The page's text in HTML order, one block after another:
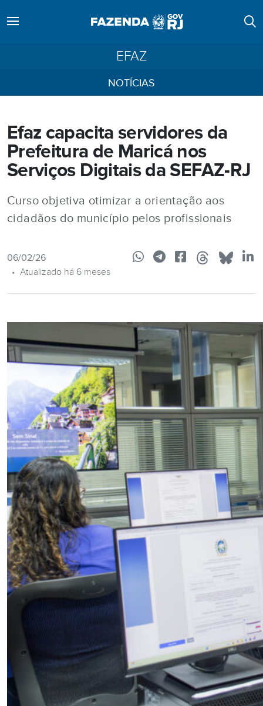
EFAZ
NOTÍCIAS
Efaz capacita servidores da
Prefeitura de Maricá nos
Serviços Digitais da SEFAZ-RJ
Curso objetiva otimizar a orientação aos
cidadãos do município pelos profissionais
06/02/26
• Atualizado há 6 meses